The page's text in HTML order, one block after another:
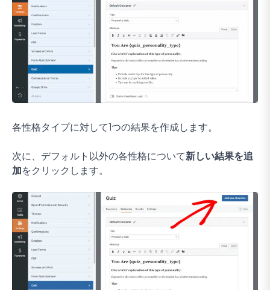
各性格タイプに対して1つの結果を作成します。
次に、デフォルト以外の各性格について新しい結果を追
加をクリックします。